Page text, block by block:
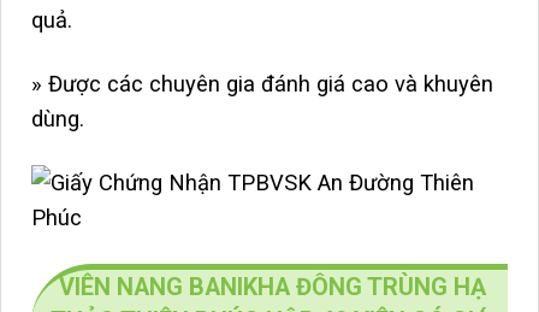
quả.
» Được các chuyên gia đánh giá cao và khuyên
dùng.
VIÊN NANG BANIKHA ĐÔNG TRÙNG HẠ